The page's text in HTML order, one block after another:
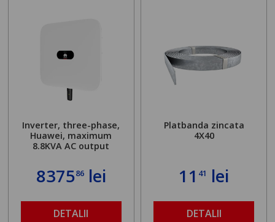
Inverter, three-phase,
Huawei, maximum
8.8KVA AC output
837586lei
DETALII
Platbanda zincata
4X40
11 41 lei
DETALII